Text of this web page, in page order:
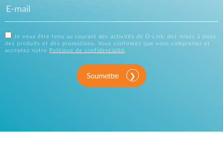
Je veux être tenu au courant des activités de D-Link, des mises à jours
des produits et des promotions. Vous confirmez que vous comprenez et
acceptez notre
Politique de confidentialité.
Soumettre